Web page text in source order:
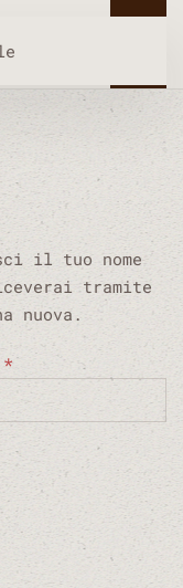
il tuo nome
tramite
nuova.
* Richiesto